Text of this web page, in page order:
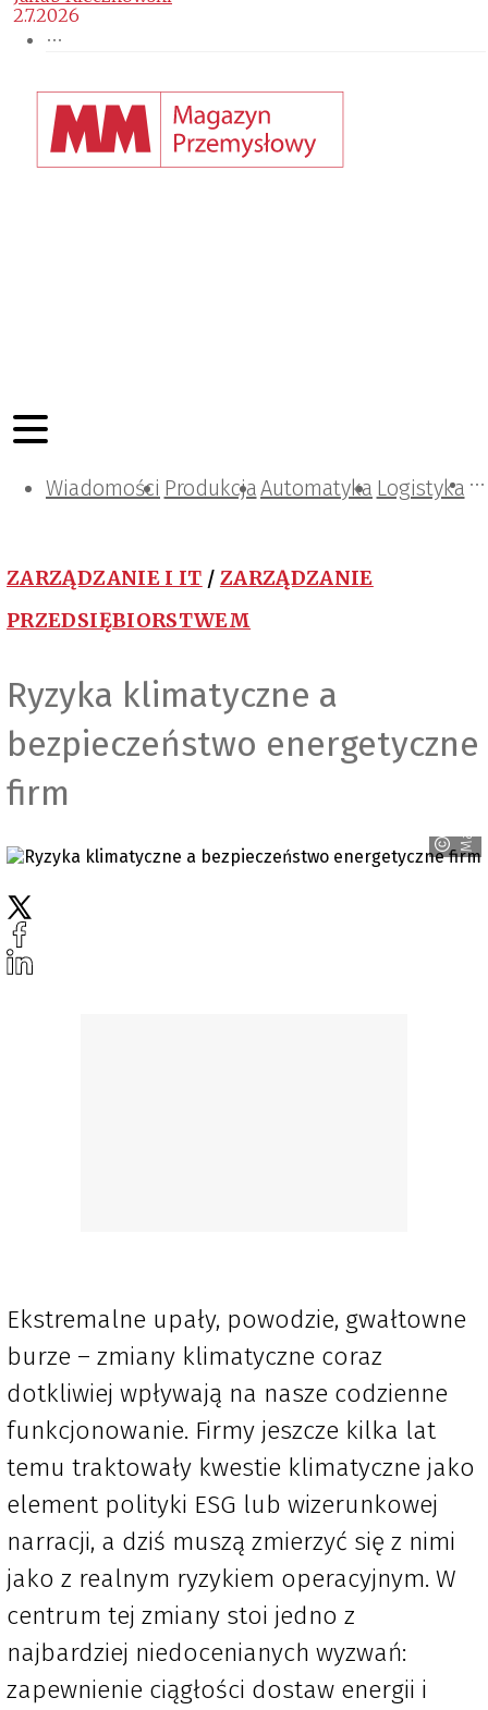
Wiadomości ProdukcjaAutomatyka Logistyka
Projektowanie i konstrukcje
Zarządzanie i IT
Tematy specjalne
ZARZĄDZANIE I IT / ZARZĄDZANIE
PRZEDSIĘBIORSTWEM
Ryzyka klimatyczne a
bezpieczeństwo energetyczne
firm
Magnific
2.7.2026
Ekstremalne upały, powodzie, gwałtowne
burze – zmiany klimatyczne coraz
dotkliwiej wpływają na nasze codzienne
funkcjonowanie. Firmy jeszcze kilka lat
temu traktowały kwestie klimatyczne jako
element polityki ESG lub wizerunkowej
narracji, a dziś muszą zmierzyć się z nimi
jako z realnym ryzykiem operacyjnym. W
centrum tej zmiany stoi jedno z
najbardziej niedocenianych wyzwań:
zapewnienie ciągłości dostaw energii i